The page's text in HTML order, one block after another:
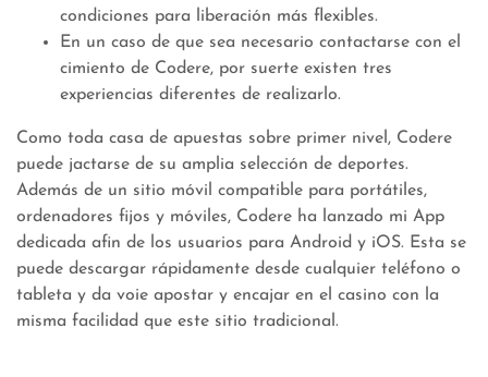
condiciones para liberación más flexibles.
En un caso de que sea necesario contactarse con el
cimiento de Codere, por suerte existen tres
experiencias diferentes de realizarlo.
Como toda casa de apuestas sobre primer nivel, Codere
puede jactarse de su amplia selección de deportes.
Además de un sitio móvil compatible para portátiles,
ordenadores fijos y móviles, Codere ha lanzado mi App
dedicada afin de los usuarios para Android y iOS. Esta se
puede descargar rápidamente desde cualquier teléfono o
tableta y da voie apostar y encajar en el casino con la
misma facilidad que este sitio tradicional.